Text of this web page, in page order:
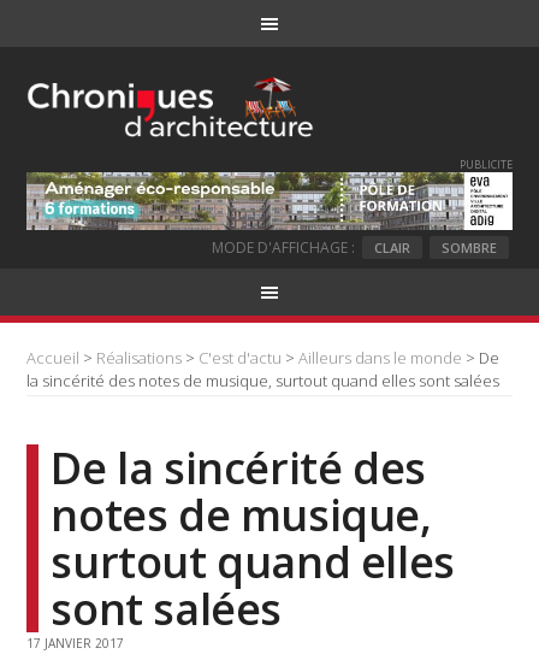
PUBLICITE
MODE D'AFFICHAGE : CLAIR SOMBRE
Accueil > Réalisations > C'est d'actu >Ailleurs dans le monde > De
la sincérité des notes de musique, surtout quand elles sont salées
De la sincérité des
notes de musique,
surtout quand elles
sont salées
17 JANVIER 2017